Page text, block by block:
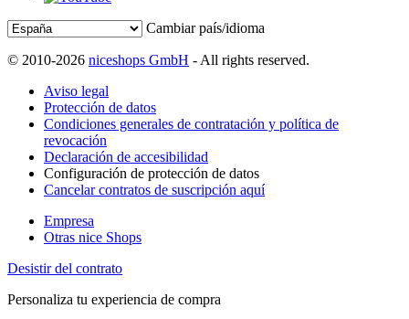
Cambiar país/idioma
© 2010-2026 niceshops GmbH - All rights reserved.
Aviso legal
Protección de datos
Condiciones generales de contratación y política de
revocación
Declaración de accesibilidad
Configuración de protección de datos
Cancelar contratos de suscripción aquí
Empresa
Otras nice Shops
Desistir del contrato
Personaliza tu experiencia de compra